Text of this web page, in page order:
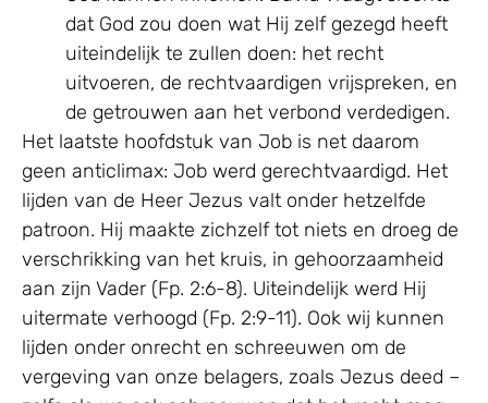
dat God zou doen wat Hij zelf gezegd heeft
uiteindelijk te zullen doen: het recht
uitvoeren, de rechtvaardigen vrijspreken, en
de getrouwen aan het verbond verdedigen.
Het laatste hoofdstuk van Job is net daarom
geen anticlimax: Job werd gerechtvaardigd. Het
lijden van de Heer Jezus valt onder hetzelfde
patroon. Hij maakte zichzelf tot niets en droeg de
verschrikking van het kruis, in gehoorzaamheid
aan zijn Vader (Fp. 2:6-8). Uiteindelijk werd Hij
uitermate verhoogd (Fp. 2:9-11). Ook wij kunnen
lijden onder onrecht en schreeuwen om de
vergeving van onze belagers, zoals Jezus deed –